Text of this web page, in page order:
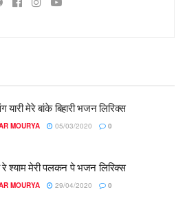
यारी मेरे बांके बिहारी भजन लिरिक्स
MOURYA 05/03/2020 0
श्याम मेरी पलकन पे भजन लिरिक्स
MOURYA 29/04/2020 0